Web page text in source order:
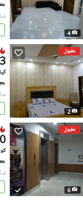
4
مقبول
2
مقبول
6